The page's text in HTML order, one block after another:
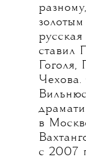
ставил
Гоголя,
Чехова.
в
с 2007